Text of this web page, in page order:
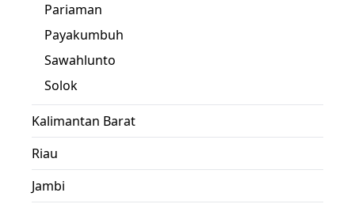
Pariaman
Payakumbuh
Sawahlunto
Solok
Kalimantan Barat
Riau
Jambi